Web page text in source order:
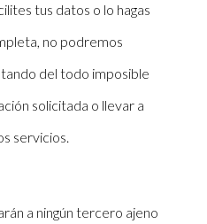
tus datos o lo hagas
no podremos
del todo imposible
solicitada o llevar a
servicios.
a ningún tercero ajeno